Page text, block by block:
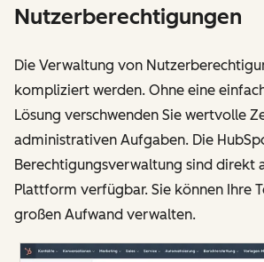
Nutzerberechtigungen
Die Verwaltung von
kompliziert werden. Ohne eine
Lösung verschwenden Sie wertvolle
administrativen Aufgaben. Die
Berechtigungsverwaltung sind direkt
Plattform verfügbar. Sie können Ihre
großen Aufwand verwalten.